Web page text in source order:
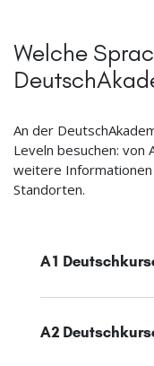
Welche
An der
Leveln besuchen: von
weitere Informationen
Standorten.
A1
A2